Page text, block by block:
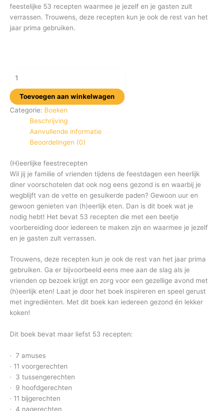
feestelijke 53 recepten waarmee je jezelf en je gasten zult
verrassen. Trouwens, deze recepten kun je ook de rest van het
jaar prima gebruiken.
Toevoegen aan winkelwagen
Categorie: Boeken
Beschrijving
Aanvullende informatie
Beoordelingen (0)
(H)eerlijke feestrecepten
Wil jij je familie of vrienden tijdens de feestdagen een heerlijk
diner voorschotelen dat ook nog eens gezond is en waarbij je
wegblijft van de vette en gesuikerde paden? Gewoon uur en
gewoon genieten van (h)eerlijk eten. Dan is dit boek wat je
nodig hebt! Het bevat 53 recepten die met een beetje
voorbereiding door iedereen te maken zijn en waarmee je jezelf
en je gasten zult verrassen.
Trouwens, deze recepten kun je ook de rest van het jaar prima
gebruiken. Ga er bijvoorbeeld eens mee aan de slag als je
vrienden op bezoek krijgt en zorg voor een gezellige avond met
(h)eerlijk eten! Laat je door het boek inspireren en speel gerust
met ingrediënten. Met dit boek kan iedereen gezond én lekker
koken!
Dit boek bevat maar liefst 53 recepten:
· 7 amuses
· 11 voorgerechten
· 3 tussengerechten
· 9 hoofdgerechten
· 11 bijgerechten
· 4 nagerechten